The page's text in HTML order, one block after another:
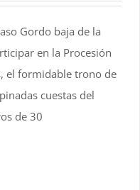
Gordo baja de la
en la Procesión
el formidable trono de
cuestas del
de 30